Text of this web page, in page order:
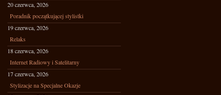
20 czerwca, 2026
Poradnik początkującej stylistki
19 czerwca, 2026
Relaks
18 czerwca, 2026
Internet Radiowy i Satelitarny
17 czerwca, 2026
Stylizacje na Specjalne Okazje